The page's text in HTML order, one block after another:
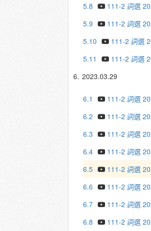
5.8
111-2 詞選
5.9
111-2 詞選
5.10
111-2 詞選
5.11
111-2 詞選
6. 2023.03.29
6.1
111-2 詞選
6.2
111-2 詞選
6.3
111-2 詞選
6.4
111-2 詞選
6.5
111-2 詞選
6.6
111-2 詞選
6.7
111-2 詞選
6.8
111-2 詞選